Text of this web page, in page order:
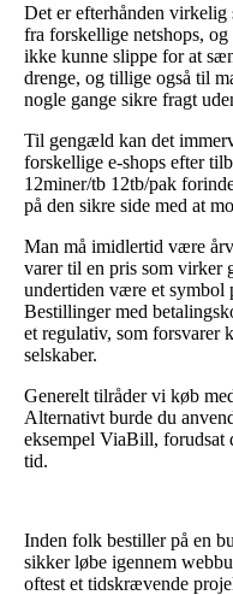
Det er efterhånden virkelig
fra forskellige netshops,
ikke kunne slippe for at
drenge, og tillige også til
nogle gange sikre fragt
Til gengæld kan det
forskellige e-shops efter
12miner/tb 12tb/pak
på den sikre side med at
Man må imidlertid være
varer til en pris som virker
undertiden være et symbol
Bestillinger med
et regulativ, som forsvarer
selskaber.
Generelt tilråder vi køb
Alternativt burde du
eksempel ViaBill, forudsat
tid.
Inden folk bestiller på en
sikker løbe igennem
oftest et tidskrævende